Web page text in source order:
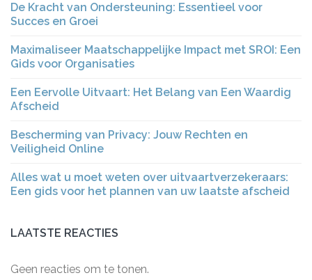
De Kracht van Ondersteuning: Essentieel voor
Succes en Groei
Maximaliseer Maatschappelijke Impact met SROI: Een
Gids voor Organisaties
Een Eervolle Uitvaart: Het Belang van Een Waardig
Afscheid
Bescherming van Privacy: Jouw Rechten en
Veiligheid Online
Alles wat u moet weten over uitvaartverzekeraars:
Een gids voor het plannen van uw laatste afscheid
LAATSTE REACTIES
Geen reacties om te tonen.